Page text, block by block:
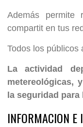
Además permite
compartit en tus
Todos los públicos
La actividad
metereológicas,
la seguridad
INFORMACION E